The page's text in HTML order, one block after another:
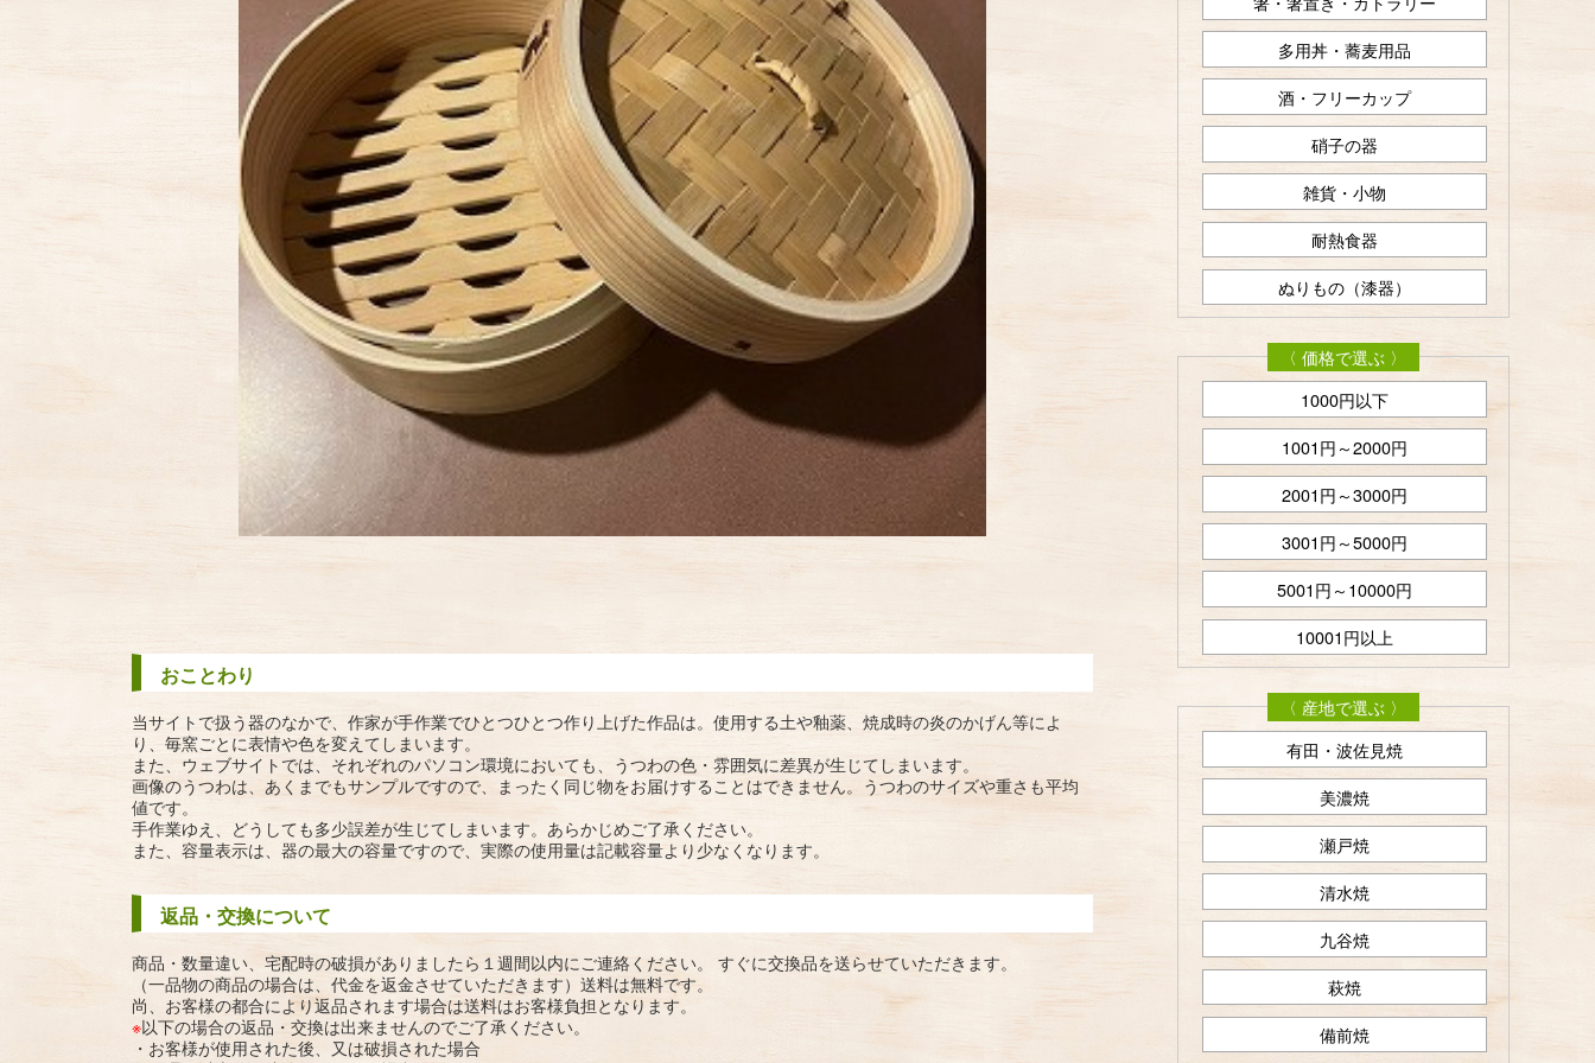
おことわり
当サイトで扱う器のなかで、作家が手作業でひとつひとつ作り上げた作品は。使用する土や釉薬、焼成時の炎のかげん等によ
り、毎窯ごとに表情や色を変えてしまいます。
また、ウェブサイトでは、それぞれのパソコン環境においても、うつわの色・雰囲気に差異が生じてしまいます。
画像のうつわは、あくまでもサンプルですので、まったく同じ物をお届けすることはできません。うつわのサイズや重さも平均
値です。
手作業ゆえ、どうしても多少誤差が生じてしまいます。あらかじめご了承ください。
また、容量表示は、器の最大の容量ですので、実際の使用量は記載容量より少なくなります。
返品・交換について
商品・数量違い、宅配時の破損がありましたら１週間以内にご連絡ください。 すぐに交換品を送らせていただきます。
（一品物の商品の場合は、代金を返金させていただきます）送料は無料です。
尚、お客様の都合により返品されます場合は送料はお客様負担となります。
※以下の場合の返品・交換は出来ませんのでご了承ください。
・お客様が使用された後、又は破損された場合
多用丼・蕎麦用品
酒・フリーカップ
硝子の器
雑貨・小物
耐熱食器
ぬりもの（漆器）
〈 価格で選ぶ 〉
1000円以下
1001円～2000円
2001円～3000円
3001円～5000円
5001円～10000円
10001円以上
〈 産地で選ぶ 〉
有田・波佐見焼
美濃焼
瀬戸焼
清水焼
九谷焼
萩焼
備前焼